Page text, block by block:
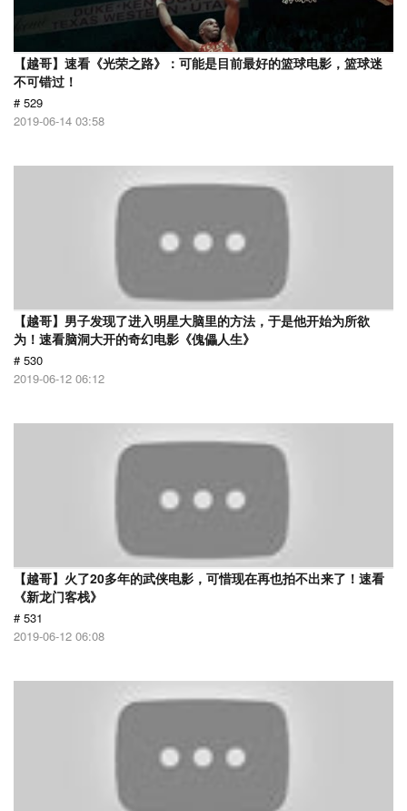
【越哥】速看《光荣之路》：可能是目前最好的篮球电影，篮球迷
不可错过！
# 529
2019-06-14 03:58
【越哥】男子发现了进入明星大脑里的方法，于是他开始为所欲
为！速看脑洞大开的奇幻电影《傀儡人生》
# 530
2019-06-12 06:12
【越哥】火了20多年的武侠电影，可惜现在再也拍不出来了！速看
《新龙门客栈》
# 531
2019-06-12 06:08